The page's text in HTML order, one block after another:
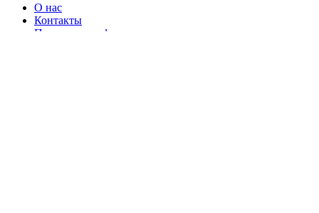
О нас
Контакты
Политика конфиденциальности